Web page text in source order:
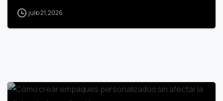
julio 21, 2026